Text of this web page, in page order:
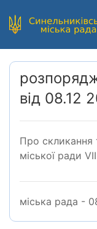
від 08.12
Про скликання
міської ради
міська рада -